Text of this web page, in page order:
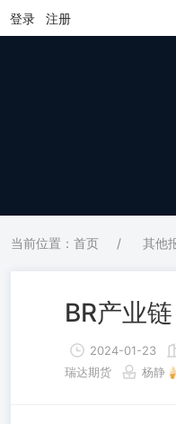
登录 注册
当前位置：首页 / 其他
BR产业
2024-01-23
瑞达期货
杨静🍦